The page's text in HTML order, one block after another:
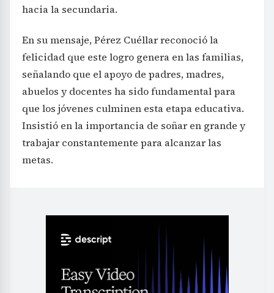
hacia la secundaria.
En su mensaje, Pérez Cuéllar reconoció la
felicidad que este logro genera en las familias,
señalando que el apoyo de padres, madres,
abuelos y docentes ha sido fundamental para
que los jóvenes culminen esta etapa educativa.
Insistió en la importancia de soñar en grande y
trabajar constantemente para alcanzar las
metas.